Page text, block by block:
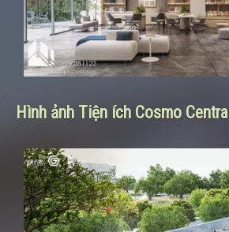
Hình ảnh Tiện ích Cosmo Central